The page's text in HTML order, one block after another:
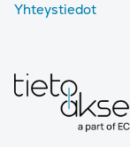
Yhteystiedot